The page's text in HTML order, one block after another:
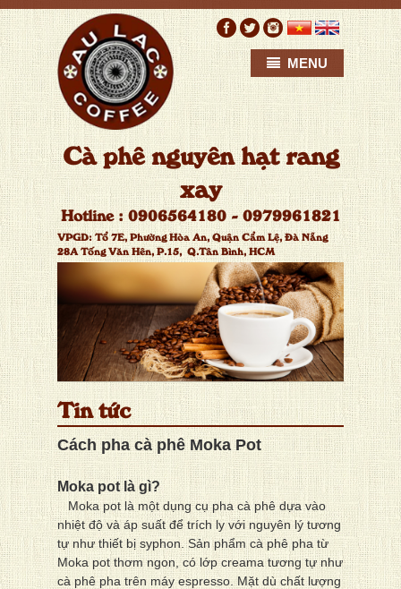
Cà phê nguyên hạt rang
xay
Hotline : 0906564180 - 0979961821
VPGD:Tổ7E,PhườngHòaAn,QuậnCẩmLệ,ĐàNẵng
28ATốngVănHên,P.15, Q.TânBình,HCM
MENU
Tin tức
Cách pha cà phê Moka Pot
Moka pot là gì?
Moka pot là một dụng cụ pha cà phê dựa vào
nhiệt độ và áp suất để trích ly với nguyên lý tương
tự như thiết bị syphon. Sản phẩm cà phê pha từ
Moka pot thơm ngon, có lớp creama tương tự như
cà phê pha trên máy espresso. Mặt dù chất lượng